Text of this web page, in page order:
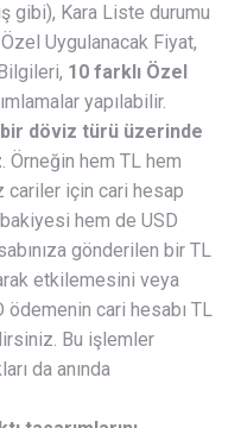
gibi), Kara Liste durumu
Uygulanacak Fiyat,
10 farklı Özel
yapılabilir.
döviz türü üzerinde
. Örneğin hem TL hem
cariler için cari hesap
hem de USD
gönderilen bir TL
etkilemesini veya
ödemenin cari hesabı TL
Bu işlemler
da anında